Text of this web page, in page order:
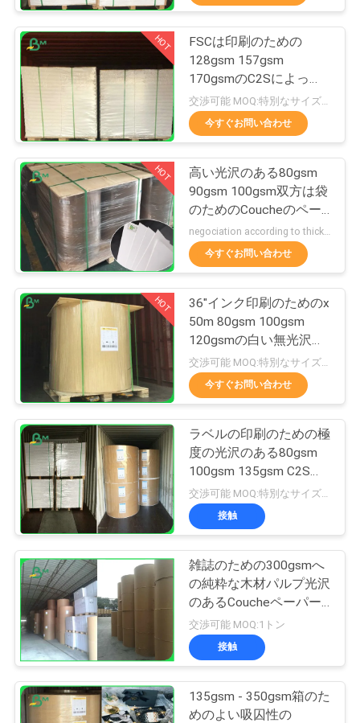
ち
に
つ
い
て
工
場
ツ
ア
質
管
理
連
絡
く
だ
さ
い
光沢のある塗被紙
食品等級のペーパー
ロール
1511
光沢のあるアート
ペーパー
342
PE の塗被紙
597
HOT
FSCは印刷のための
128gsm 157gsm
170gsmのC2Sによって
塗られる光沢紙を証明し
ます今すぐお問い合わせ
HOT
高い光沢のある80gsm
90gsm 100gsm双方は袋
のためのCoucheのペー
パー79 * 109cmに塗り
ました
negociation according to thickness,size and quantity MOQ:特別なサイズの共通のサイズ及び10トンのための1トン
今すぐお問い合わせ
HOT
36"インク印刷のためのx
50m 80gsm 100gsm
120gsmの白い無光沢の
塗被紙
交渉可能 MOQ:特別なサイズの共通のサイズ及び10トンのための1トン
今すぐお問い合わせ
ラベルの印刷のための極
度の光沢のある80gsm
100gsm 135gsm C2S白
いCoucheのペーパー
接触
雑誌のための300gsmへ
の純粋な木材パルプ光沢
のあるCoucheペーパー
上塗を施してある
135gsm
交渉可能 MOQ:1トン
接触
135gsm - 350gsm箱のた
めのよい吸囚性の